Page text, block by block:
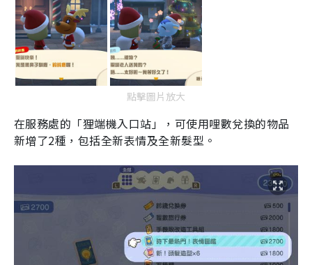
點擊圖片放大
在服務處的「狸端機入口站」，可使用哩數兌換的物品
新增了2種，包括全新表情及全新髮型。